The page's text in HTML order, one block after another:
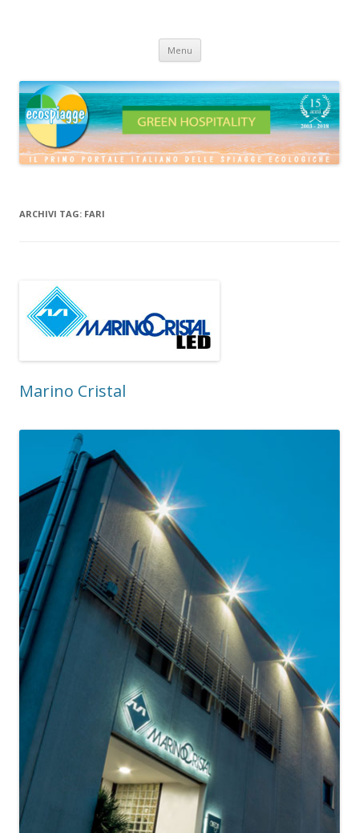
Menu Vai
contenuto
ARCHIVI TAG: FARI
Marino Cristal